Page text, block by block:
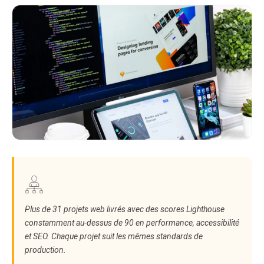
Plus de 31 projets web livrés avec des scores Lighthouse
constamment au-dessus de 90 en performance, accessibilité
et SEO. Chaque projet suit les mêmes standards de
production.